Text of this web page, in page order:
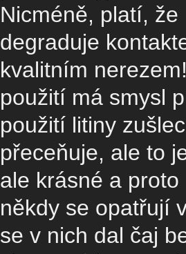
Nicméně, platí,
degraduje
kvalitním
použití má smysl
použití litiny
přeceňuje, ale to
ale krásné a
někdy se opatřují
se v nich dal čaj